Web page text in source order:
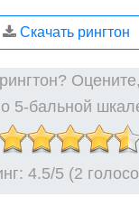
Скачать рингтон
5-бальной
4.5/5 (2